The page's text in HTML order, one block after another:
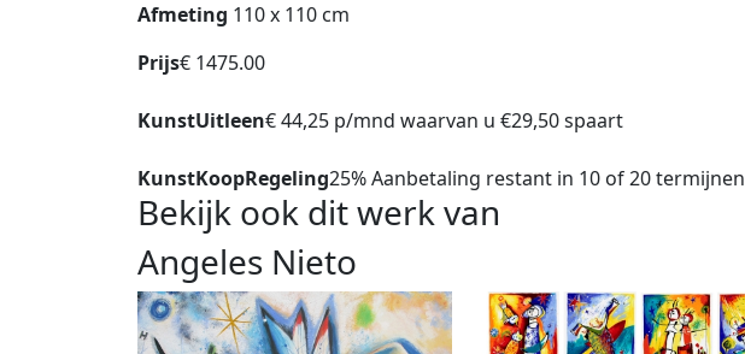
Afmeting 110 x 110 cm
Prijs€ 1475.00
KunstUitleen€ 44,25 p/mnd waarvan u €29,50 spaart
KunstKoopRegeling25% Aanbetaling restant in 10 of 20 termijnen
Bekijk ook dit werk van
Angeles Nieto